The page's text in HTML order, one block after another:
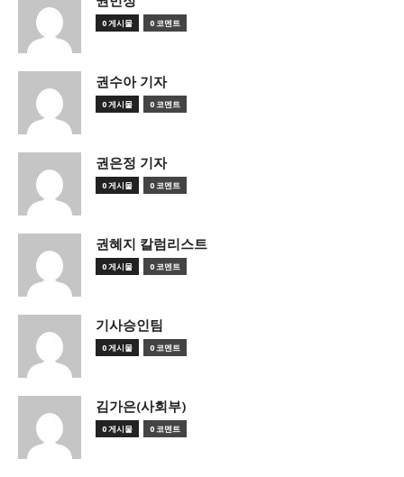
0 게시물 0 코멘트
권수아 기자
0 게시물 0 코멘트
권은정 기자
0 게시물 0 코멘트
권혜지 칼럼리스트
0 게시물 0 코멘트
기사승인팀
0 게시물 0 코멘트
김가은(사회부)
0 게시물 0 코멘트